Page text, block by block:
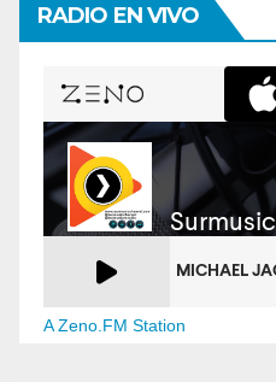
RADIO EN VIVO
A Zeno.FM Station